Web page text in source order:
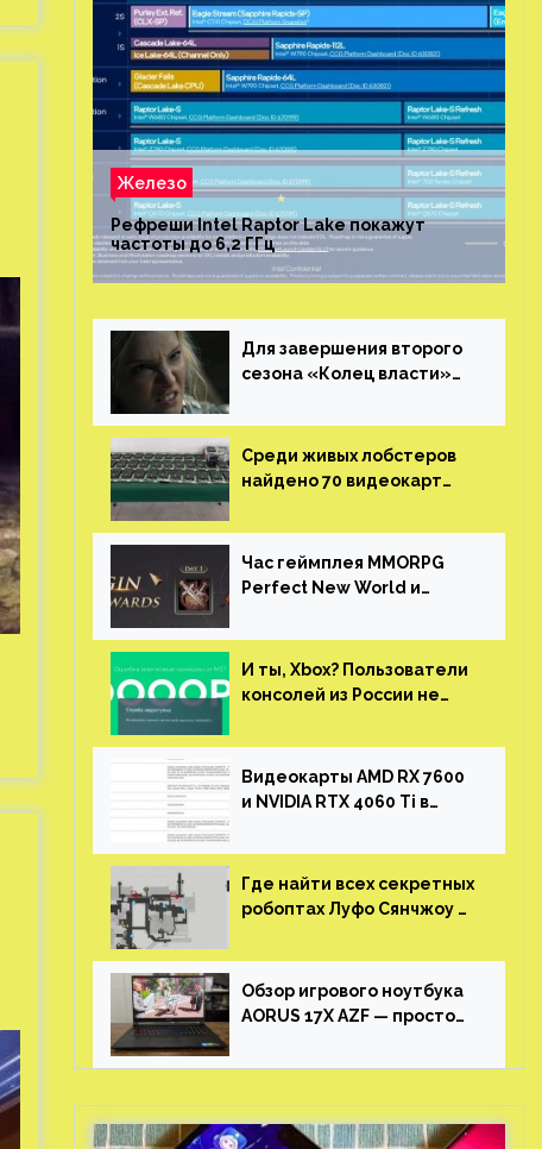
Железо
Рефреши Intel Raptor Lake покажут
частоты до 6,2 ГГц
Для завершения второго
сезона «Колец власти»
Среди живых лобстеров
найдено 70 видеокарт
китайской таможни
Час геймплея MMORPG
Perfect New World и
И ты, Xbox? Пользователи
консолей из России не
учетные записи
Видеокарты AMD RX 7600
и NVIDIA RTX 4060 Ti в
Где найти всех секретных
робоптах Луфо Сянчжоу в
Обзор игрового ноутбука
AORUS 17X AZF — просто